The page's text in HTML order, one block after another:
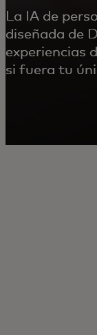
La IA de
diseñada de
experiencias
si fuera tu